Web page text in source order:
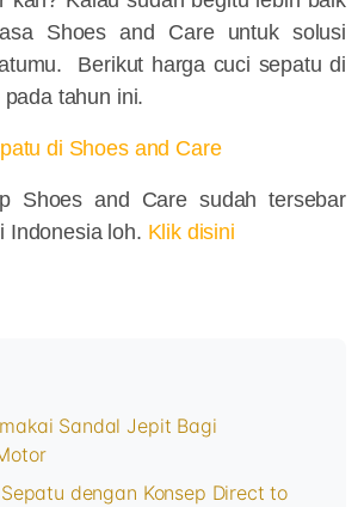
Shoes and Care untuk solusi
Berikut harga cuci sepatu di
tahun ini.
Shoes and Care sudah tersebar
Indonesia loh. Klik disini
Sandal Jepit Bagi
dengan Konsep Direct to